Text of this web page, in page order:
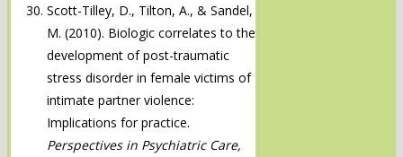
Scott-Tilley, D., Tilton, A., & Sandel,
M. (2010). Biologic correlates to the
development of post-traumatic
stress disorder in female victims of
intimate partner violence:
Implications for practice.
Perspectives in Psychiatric Care,